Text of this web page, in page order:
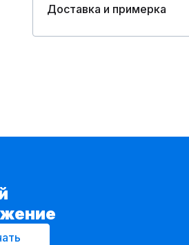
Доставка и примерка